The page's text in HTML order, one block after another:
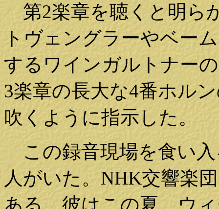
第2楽章を聴くと明ら
トヴェングラーやベー
するワインガルトナー
3楽章の長大な4番ホル
吹くように指示した。
この録音現場を食い
人がいた。NHK交響楽
ある。彼はこの夏、ウ